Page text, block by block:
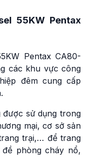
55KW Pentax
Pentax CA80-
các khu vực công
đêm cung cấp
được sử dụng trong
mại, cơ sở sản
trại,… để trang
phòng cháy nổ,